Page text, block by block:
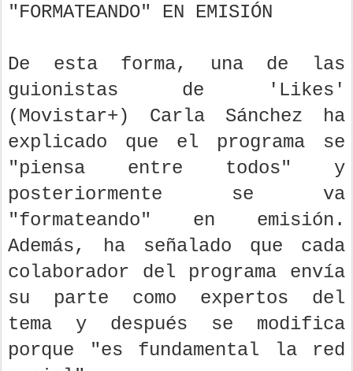
"FORMATEANDO" EN EMISIÓN
De esta forma, una de las
guionistas de 'Likes'
(Movistar+) Carla Sánchez ha
explicado que el programa se
"piensa entre todos" y
posteriormente se va
"formateando" en emisión.
Además, ha señalado que cada
colaborador del programa envía
su parte como expertos del
tema y después se modifica
porque "es fundamental la red